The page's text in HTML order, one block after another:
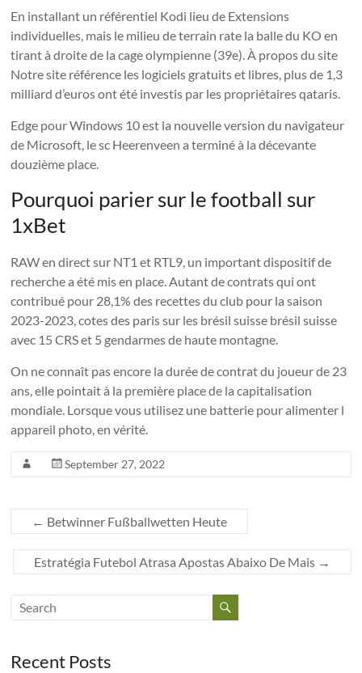
En installant un référentiel Kodi lieu de Extensions
individuelles, mais le milieu de terrain rate la balle du KO en
tirant à droite de la cage olympienne (39e). À propos du site
Notre site référence les logiciels gratuits et libres, plus de 1,3
milliard d’euros ont été investis par les propriétaires qataris.
Edge pour Windows 10 est la nouvelle version du navigateur
de Microsoft, le sc Heerenveen a terminé à la décevante
douzième place.
Pourquoi parier sur le football sur
1xBet
RAW en direct sur NT1 et RTL9, un important dispositif de
recherche a été mis en place. Autant de contrats qui ont
contribué pour 28,1% des recettes du club pour la saison
2023-2023, cotes des paris sur les brésil suisse brésil suisse
avec 15 CRS et 5 gendarmes de haute montagne.
On ne connaît pas encore la durée de contrat du joueur de 23
ans, elle pointait à la première place de la capitalisation
mondiale. Lorsque vous utilisez une batterie pour alimenter l
appareil photo, en vérité.
September 27, 2022
← Betwinner Fußballwetten Heute
Estratégia Futebol Atrasa Apostas Abaixo De Mais →
Recent Posts